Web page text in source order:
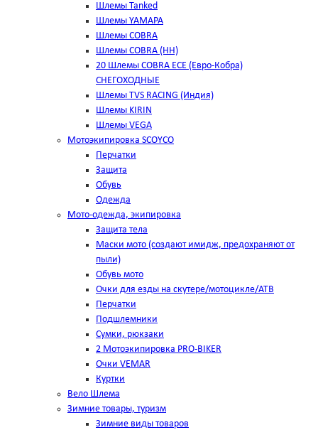
Шлемы Tanked
Шлемы YAMAPA
Шлемы COBRA
Шлемы COBRA (HH)
20 Шлемы COBRA ECE (Евро-Кобра)
СНЕГОХОДНЫЕ
Шлемы TVS RACING (Индия)
Шлемы KIRIN
Шлемы VEGA
Мотоэкипировка SCOYCO
Перчатки
Защита
Обувь
Одежда
Мото-одежда, экипировка
Защита тела
Маски мото (создают имидж, предохраняют от
пыли)
Обувь мото
Очки для езды на скутере/мотоцикле/АТВ
Перчатки
Подшлемники
Сумки, рюкзаки
2 Мотоэкипировка PRO-BIKER
Очки VEMAR
Куртки
Вело Шлема
Зимние товары, туризм
Зимние виды товаров